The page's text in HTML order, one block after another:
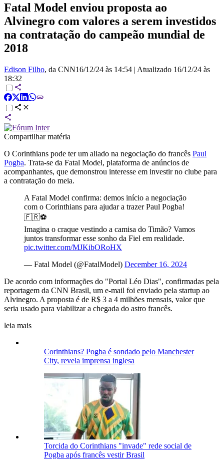
Fatal Model enviou proposta ao
Alvinegro com valores a serem investidos
na contratação do campeão mundial de
2018
Edison Filho, da CNN16/12/24 às 14:54 | Atualizado 16/12/24 às
18:32
Compartilhar matéria
O Corinthians pode ter um aliado na negociação do francês Paul
Pogba. Trata-se da Fatal Model, plataforma de anúncios de
acompanhantes, que demonstrou interesse em investir no clube para
a contratação do meia.
A Fatal Model confirma: demos início a negociação
com o Corinthians para ajudar a trazer Paul Pogba!
🇫🇷⚽
Imagina o craque vestindo a camisa do Timão? Vamos
juntos transformar esse sonho da Fiel em realidade.
pic.twitter.com/MJKibORoHX
— Fatal Model (@FatalModel) December 16, 2024
De acordo com informações do "Portal Léo Dias", confirmadas pela
reportagem da CNN Brasil, um e-mail foi enviado pela startup ao
Alvinegro. A proposta é de R$ 3 a 4 milhões mensais, valor que
seria usado para viabilizar a chegada do astro francês.
leia mais
Corinthians? Pogba é sondado pelo Manchester
City, revela imprensa inglesa
Torcida do Corinthians "invade" rede social de
Pogba após francês vestir Brasil